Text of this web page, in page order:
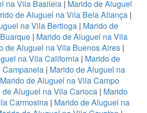
na Vila Basileia | Marido de Aluguel
de Aluguel na Vila Bela Aliança |
na Vila Bertioga| Marido de
| Marido de Aluguel na Vila
de Aluguel na Vila Buenos Aires |
na Vila California | Marido de
| Marido de Aluguel na
Marido de Aluguel na Vila Campo
de Aluguel na Vila Carioca | Marido
Carmosina| Marido de Aluguel na